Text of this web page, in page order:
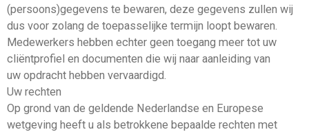
(persoons)gegevens te bewaren, deze gegevens zullen wij
dus voor zolang de toepasselijke termijn loopt bewaren.
Medewerkers hebben echter geen toegang meer tot uw
cliëntprofiel en documenten die wij naar aanleiding van
uw opdracht hebben vervaardigd.
Uw rechten
Op grond van de geldende Nederlandse en Europese
wetgeving heeft u als betrokkene bepaalde rechten met